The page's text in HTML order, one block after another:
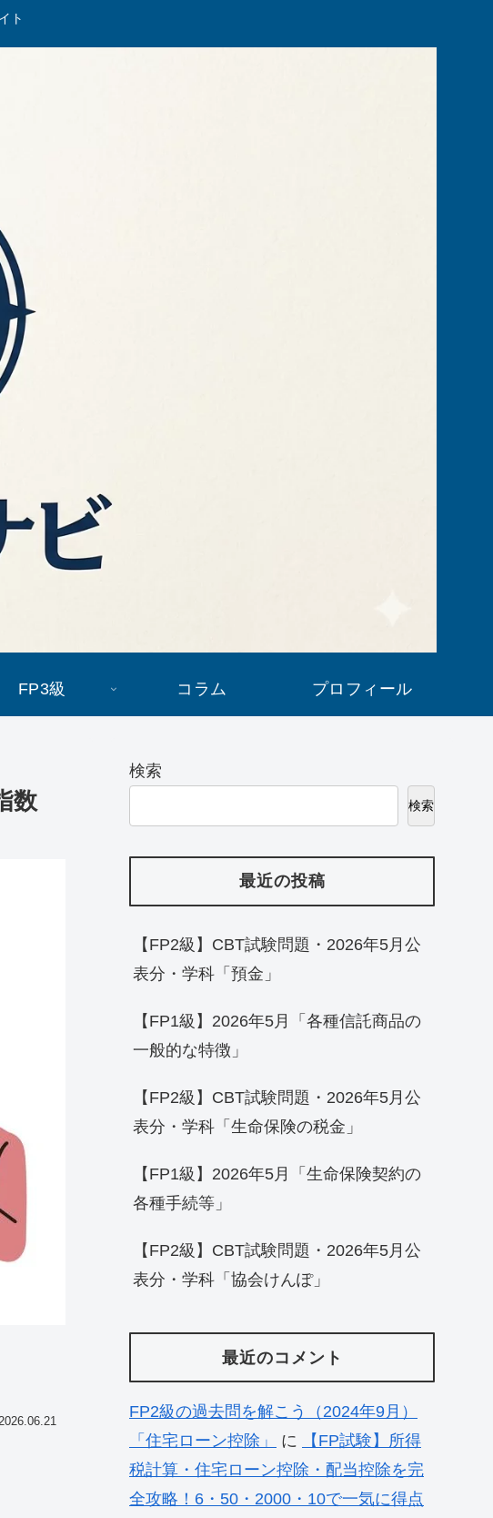
ト
FP3級 コラム プロフィール
数
検索
検索
最近の投稿
【FP2級】CBT試験問題・2026年5月公
表分・学科「預金」
【FP1級】2026年5月「各種信託商品の
一般的な特徴」
【FP2級】CBT試験問題・2026年5月公
表分・学科「生命保険の税金」
【FP1級】2026年5月「生命保険契約の
各種手続等」
【FP2級】CBT試験問題・2026年5月公
表分・学科「協会けんぽ」
最近のコメント
FP2級の過去問を解こう（2024年9月）
「住宅ローン控除」
に
【FP試験】所得
税計算・住宅ローン控除・配当控除を完
全攻略！6・50・2000・10で一気に得点